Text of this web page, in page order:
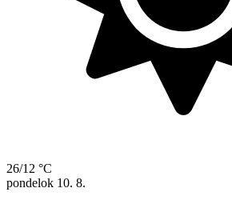
26/12 °C
pondelok 10. 8.